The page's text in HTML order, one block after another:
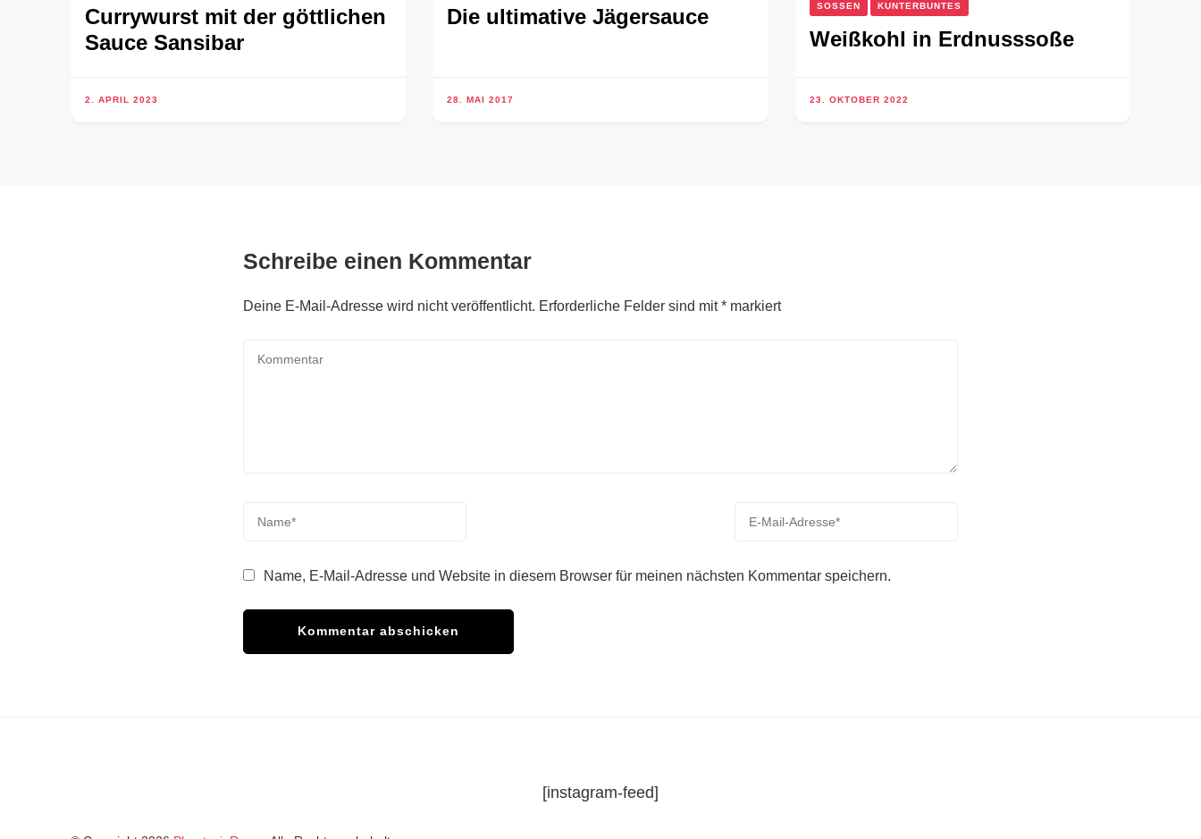
Currywurst mit der göttlichen
Sauce Sansibar
2. APRIL 2023
Die ultimative Jägersauce
28. MAI 2017
SOSSEN KUNTERBUNTES
Weißkohl in Erdnusssoße
23. OKTOBER 2022
Schreibe einen Kommentar
Deine E-Mail-Adresse wird nicht veröffentlicht. Erforderliche Felder sind mit* markiert
Name, E-Mail-Adresse und Website in diesem Browser für meinen nächsten Kommentar speichern.
[instagram-feed]